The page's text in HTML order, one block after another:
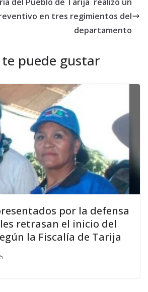
del Pueblo de Tarija realizó un
en tres regimientos del
departamento
puede gustar
por la defensa
retrasan el inicio del
la Fiscalía de Tarija